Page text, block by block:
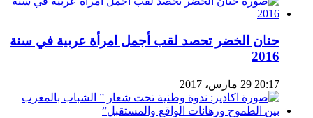
حنان الخضر تحصد لقب أجمل امرأة عربية في سنة
2016
20:17 29 مارس، 2017